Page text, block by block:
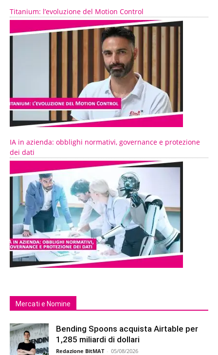
Titanium: l’evoluzione del Motion Control
IA in azienda: obblighi normativi, governance e protezione
dei dati
Mercati e Nomine
Bending Spoons acquista Airtable per
1,285 miliardi di dollari
Redazione BitMAT - 05/08/2026